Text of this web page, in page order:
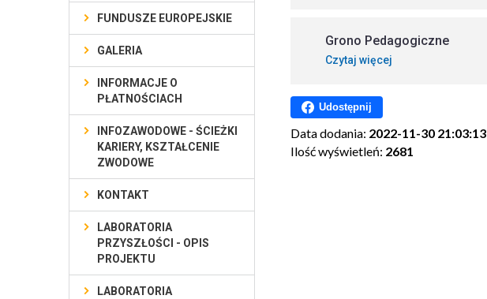
Grono Pedagogiczne
Czytaj więcej
Udostępnij
Data dodania: 2022-11-30 21:03:13
Ilość wyświetleń: 2681
FUNDUSZE EUROPEJSKIE
GALERIA
INFORMACJE O
PŁATNOŚCIACH
INFOZAWODOWE - ŚCIEŻKI
KARIERY, KSZTAŁCENIE
ZWODOWE
KONTAKT
LABORATORIA
PRZYSZŁOŚCI - OPIS
PROJEKTU
LABORATORIA